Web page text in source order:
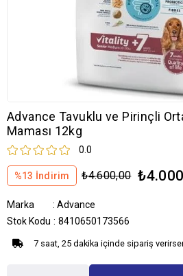
Advance Tavuklu ve Pirinçli
Maması 12kg
0.0
%13 İndirim ₺4.600,00
Marka : Advance
Stok Kodu
8410650173566
7 saat, 25 dakika içinde sipariş